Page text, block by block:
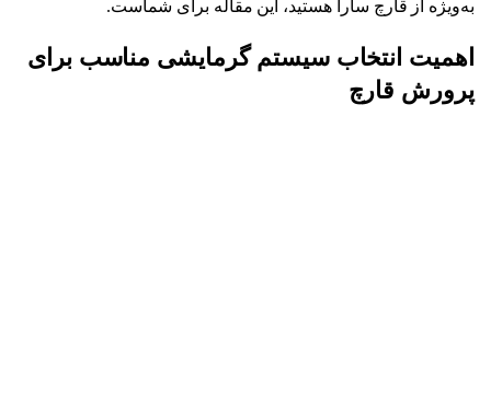
به‌ویژه از قارچ سارا هستید، این مقاله برای شماست.
اهمیت انتخاب سیستم گرمایشی مناسب برای
پرورش قارچ